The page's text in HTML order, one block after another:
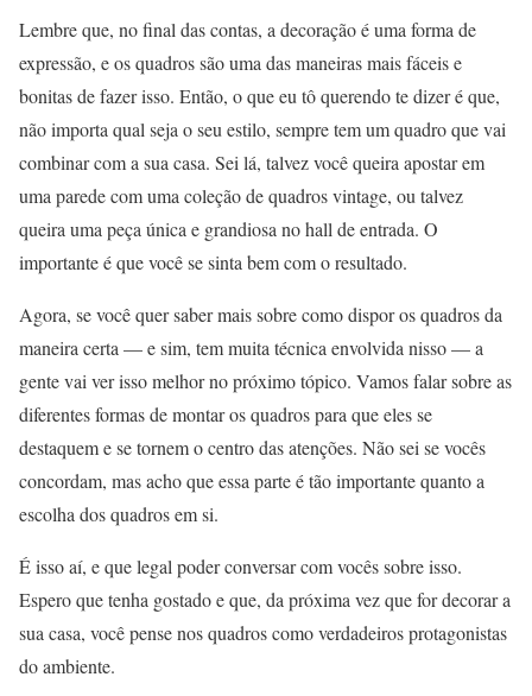
Lembre que, no final das contas, a decoração é uma forma de
expressão, e os quadros são uma das maneiras mais fáceis e
bonitas de fazer isso. Então, o que eu tô querendo te dizer é que,
não importa qual seja o seu estilo, sempre tem um quadro que vai
combinar com a sua casa. Sei lá, talvez você queira apostar em
uma parede com uma coleção de quadros vintage, ou talvez
queira uma peça única e grandiosa no hall de entrada. O
importante é que você se sinta bem com o resultado.
Agora, se você quer saber mais sobre como dispor os quadros da
maneira certa — e sim, tem muita técnica envolvida nisso — a
gente vai ver isso melhor no próximo tópico. Vamos falar sobre as
diferentes formas de montar os quadros para que eles se
destaquem e se tornem o centro das atenções. Não sei se vocês
concordam, mas acho que essa parte é tão importante quanto a
escolha dos quadros em si.
É isso aí, e que legal poder conversar com vocês sobre isso.
Espero que tenha gostado e que, da próxima vez que for decorar a
sua casa, você pense nos quadros como verdadeiros protagonistas
do ambiente.